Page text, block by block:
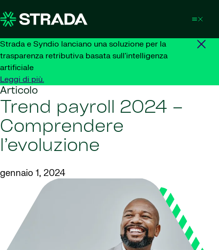
Strada e Syndio lanciano una soluzione per la
trasparenza retributiva basata sull'intelligenza
artificiale
Leggi di più.
Articolo
Trend payroll 2024 –
Comprendere
l’evoluzione
gennaio 1, 2024